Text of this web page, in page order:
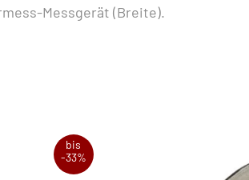
Messgerät (Breite).
bis
-33%